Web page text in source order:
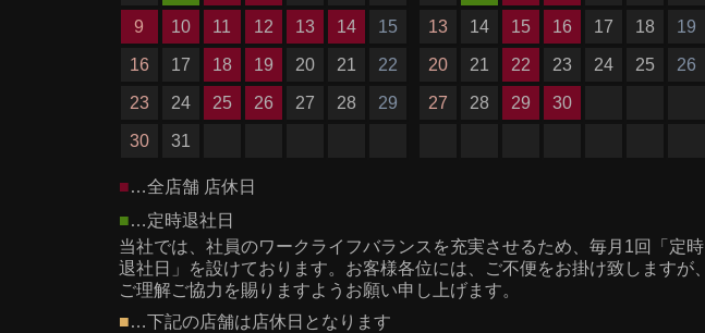
9
10 11 12 13 14
15
16
17 18 19 20 21
22
23
24 25 26 27 28
29
30
31
13
14 15 16 17 18
19
20
21 22 23 24 25
26
27
28 29 30
■…全店舗 店休日
■…定時退社日
当社では、社員のワークライフバランスを充実させるため、毎月1回「定時
退社日」を設けております。お客様各位には、ご不便をお掛け致しますが、
ご理解ご協力を賜りますようお願い申し上げます。
■…下記の店舗は店休日となります